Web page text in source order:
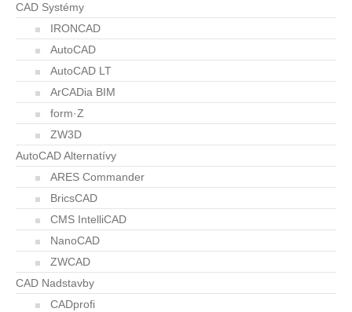
CAD Systémy
IRONCAD
AutoCAD
AutoCAD LT
ArCADia BIM
form·Z
ZW3D
AutoCAD Alternatívy
ARES Commander
BricsCAD
CMS IntelliCAD
NanoCAD
ZWCAD
CAD Nadstavby
CADprofi